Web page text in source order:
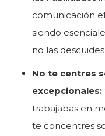
comunicación
siendo
no las
No te centres
excepcionales:
trabajabas en
te concentres